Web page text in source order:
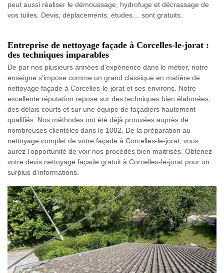
peut aussi réaliser le démoussage, hydrofuge et décrassage de
vos tuiles. Devis, déplacements, études… sont gratuits.
Entreprise de nettoyage façade à Corcelles-le-jorat :
des techniques imparables
De par nos plusieurs années d’expérience dans le métier, notre
enseigne s’impose comme un grand classique en matière de
nettoyage façade à Corcelles-le-jorat et ses environs. Notre
excellente réputation repose sur des techniques bien élaborées,
des délais courts et sur une équipe de façadiers hautement
qualifiés. Nos méthodes ont été déjà prouvées auprès de
nombreuses clientèles dans le 1082. De la préparation au
nettoyage complet de votre façade à Corcelles-le-jorat, vous
aurez l’opportunité de voir nos procédés bien maitrisés. Obtenez
votre devis nettoyage façade gratuit à Corcelles-le-jorat pour un
surplus d’informations.